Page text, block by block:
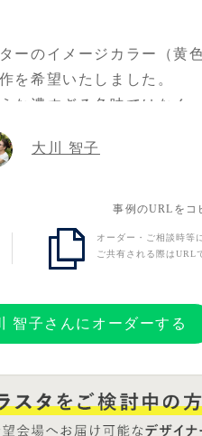
ーのイメージカラー（黄
を希望いたしました。
な濃すぎる色味ではなく
混ぜて、全体的にきつす
も、全体として自然に馴
や魅力を表現しつつも、
ただいている大切な方々
形にして届けたくご依頼
大川 智子
事例のURLをコ
オーダー・ご相談時等
ご共有される際はURL
智子さんにオーダーする